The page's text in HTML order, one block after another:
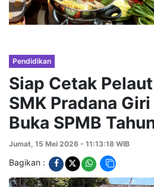
Pendidikan
Siap Cetak
SMK Pradana
Buka SPMB
Jumat, 15 Mei 2026 - 11:13:18 WIB
Bagikan :